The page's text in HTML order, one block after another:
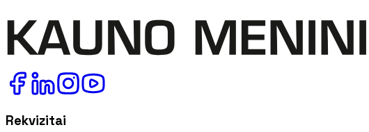
Rekvizitai